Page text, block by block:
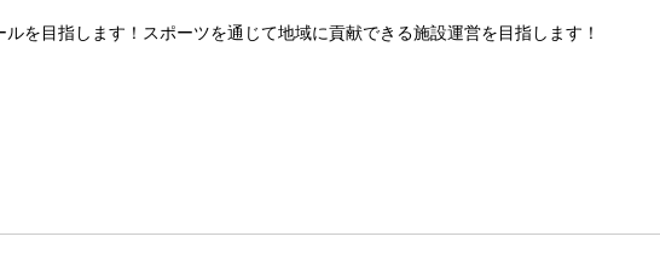
を目指します！スポーツを通じて地域に貢献できる施設運営を目指します！